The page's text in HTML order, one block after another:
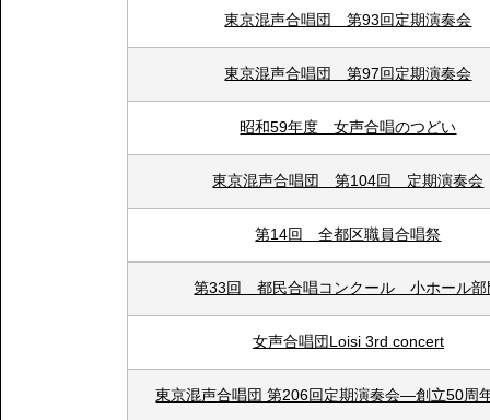
東京混声合唱団 第93回定期演奏会
東京混声合唱団 第97回定期演奏会
昭和59年度 女声合唱のつどい
東京混声合唱団 第104回 定期演奏会
第14回 全都区職員合唱祭
第33回 都民合唱コンクール 小ホール部
女声合唱団Loisi 3rd concert
東京混声合唱団 第206回定期演奏会―創立50周